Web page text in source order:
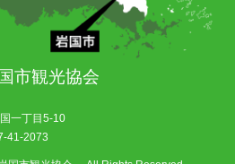
市観光協会
一丁目5-10
41-2073